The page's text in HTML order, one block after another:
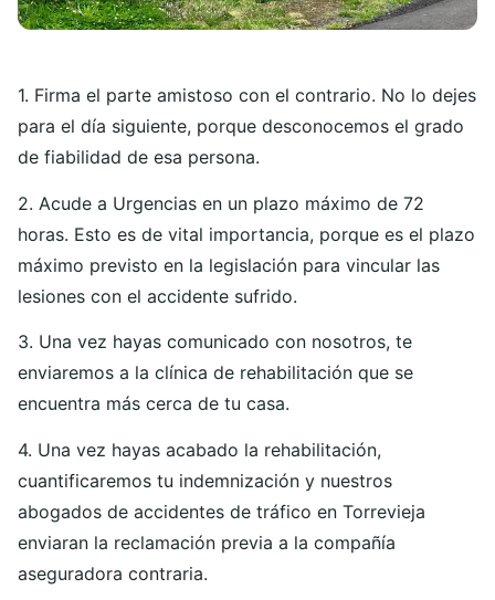
1. Firma el parte amistoso con el contrario. No lo dejes
para el día siguiente, porque desconocemos el grado
de fiabilidad de esa persona.
2. Acude a Urgencias en un plazo máximo de 72
horas. Esto es de vital importancia, porque es el plazo
máximo previsto en la legislación para vincular las
lesiones con el accidente sufrido.
3. Una vez hayas comunicado con nosotros, te
enviaremos a la clínica de rehabilitación que se
encuentra más cerca de tu casa.
4. Una vez hayas acabado la rehabilitación,
cuantificaremos tu indemnización y nuestros
abogados de accidentes de tráfico en Torrevieja
enviaran la reclamación previa a la compañía
aseguradora contraria.